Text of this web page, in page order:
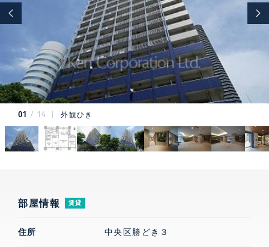
01 14 外観ひき
部屋情報 賃貸
住所 中央区勝どき３